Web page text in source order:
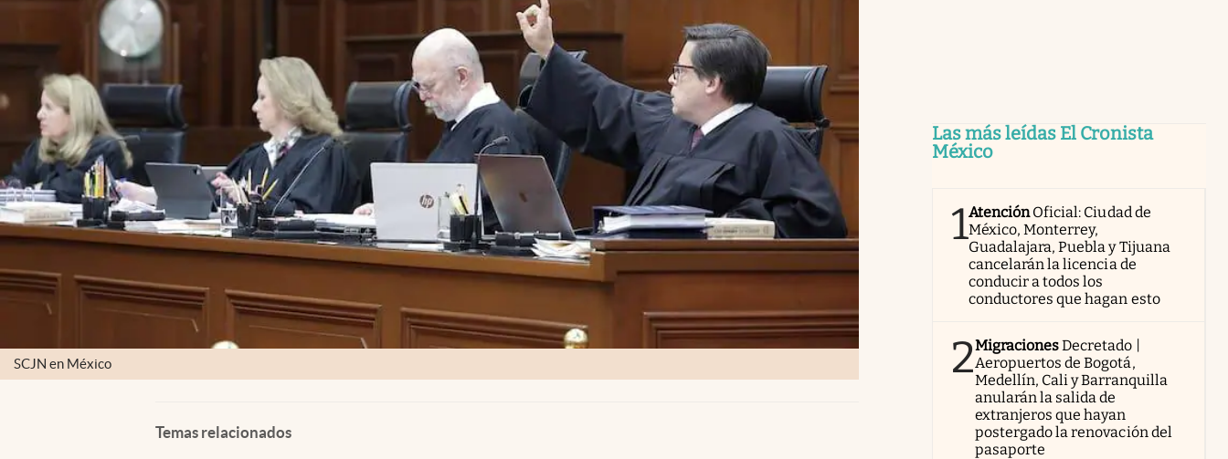
SCJN en México
Temas relacionados
Las más leídas El Cronista
México
1AtenciónOficial: Ciudad de
México, Monterrey,
Guadalajara, Puebla y Tijuana
cancelarán la licencia de
conducir a todos los
conductores que hagan esto
2MigracionesDecretado |
Aeropuertos de Bogotá,
Medellín, Cali y Barranquilla
anularán la salida de
extranjeros que hayan
postergado la renovación del
pasaporte